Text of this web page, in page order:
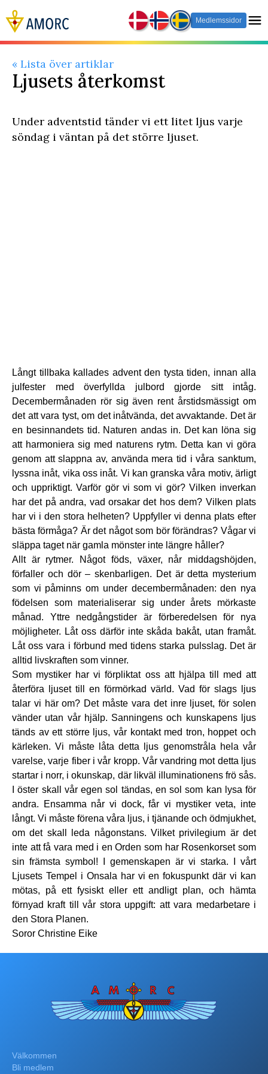
Medlemssidor
« Lista över artiklar
​Ljusets återkomst
Under adventstid tänder vi ett litet ljus varje
söndag i väntan på det större ljuset.
Långt tillbaka kallades advent den tysta tiden, innan alla
julfester med överfyllda julbord gjorde sitt intåg.
Decembermånaden rör sig även rent årstidsmässigt om
det att vara tyst, om det inåtvända, det avvaktande. Det är
en besinnandets tid. Naturen andas in. Det kan löna sig
att harmoniera sig med naturens rytm. Detta kan vi göra
genom att slappna av, använda mera tid i våra sanktum,
lyssna inåt, vika oss inåt. Vi kan granska våra motiv, ärligt
och uppriktigt. Varför gör vi som vi gör? Vilken inverkan
har det på andra, vad orsakar det hos dem? Vilken plats
har vi i den stora helheten? Uppfyller vi denna plats efter
bästa förmåga? Är det något som bör förändras? Vågar vi
släppa taget när gamla mönster inte längre håller?
Allt är rytmer. Något föds, växer, når middagshöjden,
förfaller och dör – skenbarligen. Det är detta mysterium
som vi påminns om under decembermånaden: den nya
födelsen som materialiserar sig under årets mörkaste
månad. Yttre nedgångstider är förberedelsen för nya
möjligheter. Låt oss därför inte skåda bakåt, utan framåt.
Låt oss vara i förbund med tidens starka pulsslag. Det är
alltid livskraften som vinner.
Som mystiker har vi förpliktat oss att hjälpa till med att
återföra ljuset till en förmörkad värld. Vad för slags ljus
talar vi här om? Det måste vara det inre ljuset, för solen
vänder utan vår hjälp. Sanningens och kunskapens ljus
tänds av ett större ljus, vår kontakt med tron, hoppet och
kärleken. Vi måste låta detta ljus genomstråla hela vår
varelse, varje fiber i vår kropp. Vår vandring mot detta ljus
startar i norr, i okunskap, där likväl illuminationens frö sås.
I öster skall vår egen sol tändas, en sol som kan lysa för
andra. Ensamma når vi dock, får vi mystiker veta, inte
långt. Vi måste förena våra ljus, i tjänande och ödmjukhet,
om det skall leda någonstans. Vilket privilegium är det
inte att få vara med i en Orden som har Rosenkorset som
sin främsta symbol! I gemenskapen är vi starka. I vårt
Ljusets Tempel i Onsala har vi en fokuspunkt där vi kan
mötas, på ett fysiskt eller ett andligt plan, och hämta
förnyad kraft till vår stora uppgift: att vara medarbetare i
den Stora Planen.
Soror Christine Eike
Välkommen
Bli medlem